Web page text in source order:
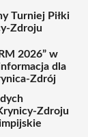
Turniej Piłki
Zdroju
2026” w
dla
Zdrój
Zdroju